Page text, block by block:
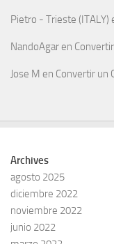
Pietro - Trieste (ITALY)
NandoAgar en
Jose M en Convertir un
Archives
agosto 2025
diciembre 2022
noviembre 2022
junio 2022